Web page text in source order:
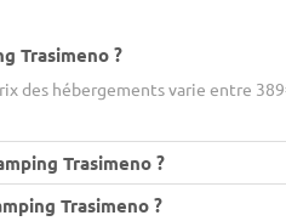
Trasimeno ?
des hébergements varie entre
Trasimeno ?
Trasimeno ?